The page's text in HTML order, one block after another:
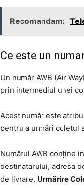
Recomandam:
Ce este un
Un număr AWB (Air
prin intermediul unei
Acest număr este
pentru a urmări coletul
Numărul AWB conține
destinatarului, adresa
de livrare. Urmărire